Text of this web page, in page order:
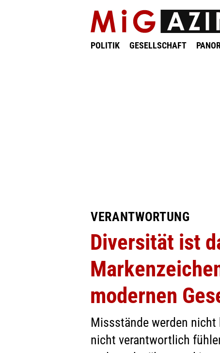
POLITIK GESELLSCHAFT
VERANTWORTUNG
Diversität ist
modernen
Missstände werden
nicht verantwortlich